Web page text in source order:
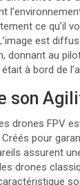
ce qu’il
est
donnant au
à bord de
son
drones FPV
pour
assurent
drones